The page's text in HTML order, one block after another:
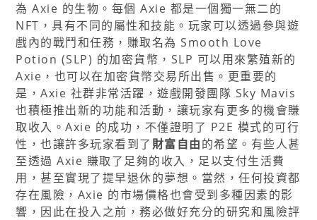
為 Axie 的生物。每個 Axie 都是一個獨一無二的
NFT，具有不同的屬性和技能。玩家可以透過參與遊
戲內的戰鬥和任務，賺取名為 Smooth Love
Potion (SLP) 的加密貨幣，SLP 可以用來繁殖新的
Axie，也可以在加密貨幣交易所出售。更重要的
是，Axie 社群非常活躍，遊戲開發團隊 Sky Mavis
也積極推出新的功能和活動，讓玩家有更多的機會賺
取收入。Axie 的成功，不僅證明了 P2E 模式的可行
性，也讓許多玩家看到了 財富自由的希望。有些人甚
至透過 Axie 賺取了足夠的收入，足以支付生活費
用，甚至實現了提早退休的夢想。當然，任何投資都
存在風險，Axie 的市場價格也會受到多種因素的影
響，因此在投入之前，務必做好充分的研究和風險評